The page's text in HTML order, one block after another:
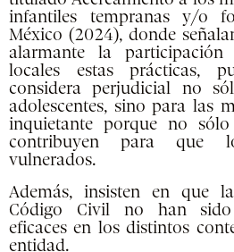
infantiles tempranas y/o
México (2024), donde
alarmante la
locales estas prácticas,
considera perjudicial no
adolescentes, sino para las
inquietante porque no
contribuyen para que
vulnerados.
Además, insisten en que
Código Civil no han sido
eficaces en los distintos
entidad.